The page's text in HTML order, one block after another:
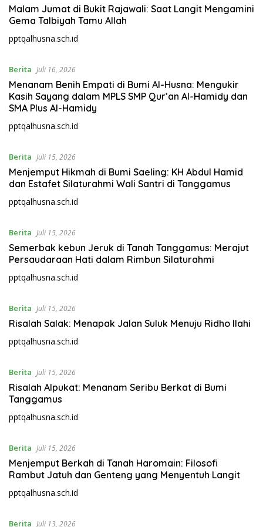
Malam Jumat di Bukit Rajawali: Saat Langit Mengamini
Gema Talbiyah Tamu Allah
pptqalhusna.sch.id
Berita Juli 16, 2026
Menanam Benih Empati di Bumi Al-Husna: Mengukir
Kasih Sayang dalam MPLS SMP Qur’an Al-Hamidy dan
SMA Plus Al-Hamidy
pptqalhusna.sch.id
Berita Juli 15, 2026
Menjemput Hikmah di Bumi Saeling: KH Abdul Hamid
dan Estafet Silaturahmi Wali Santri di Tanggamus
pptqalhusna.sch.id
Berita Juli 15, 2026
Semerbak kebun Jeruk di Tanah Tanggamus: Merajut
Persaudaraan Hati dalam Rimbun Silaturahmi
pptqalhusna.sch.id
Berita Juli 15, 2026
Risalah Salak: Menapak Jalan Suluk Menuju Ridho Ilahi
pptqalhusna.sch.id
Berita Juli 15, 2026
Risalah Alpukat: Menanam Seribu Berkat di Bumi
Tanggamus
pptqalhusna.sch.id
Berita Juli 15, 2026
Menjemput Berkah di Tanah Haromain: Filosofi
Rambut Jatuh dan Genteng yang Menyentuh Langit
pptqalhusna.sch.id
Berita Juli 13, 2026